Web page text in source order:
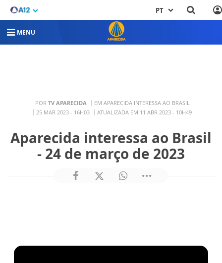
PT
MENU
POR TV APARECIDA
EM APARECIDA INTERESSA AO BRASIL
25 MAR 2023 - 16H03
ATUALIZADA EM 11 ABR 2023 - 10H49
Aparecida interessa ao Brasil
- 24 de março de 2023